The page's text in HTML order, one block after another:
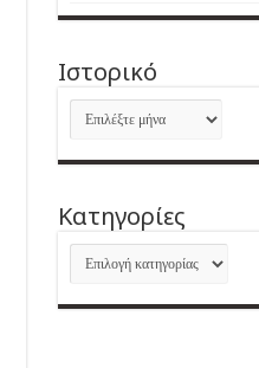
Ιστορικό
Ιστορικό
Kατηγορίες
Kατηγορίες